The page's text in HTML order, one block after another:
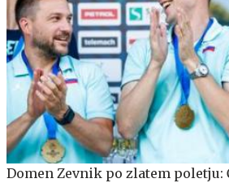
Domen Zevnik po zlatem poletju: